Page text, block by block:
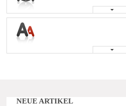
NEUE ARTIKEL